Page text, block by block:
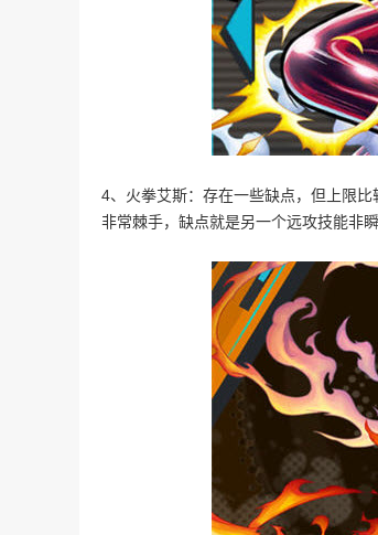
4、火拳艾斯：存在一些缺点，但上限
非常棘手，缺点就是另一个远攻技能非瞬